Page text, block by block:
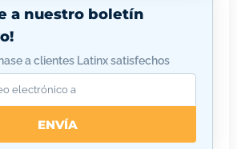
a nuestro boletín
a clientes Latinx satisfechos
ENVÍA